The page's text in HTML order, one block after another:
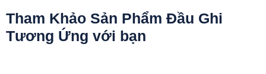
Tham Khảo Sản Phẩm Đầu Ghi
Tương Ứng với bạn